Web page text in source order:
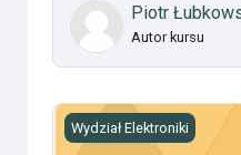
Piotr
Autor kursu
Programowanie
Wydział Elektroniki